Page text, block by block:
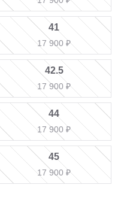
41
17 900 ₽
42.5
17 900 ₽
44
17 900 ₽
45
17 900 ₽